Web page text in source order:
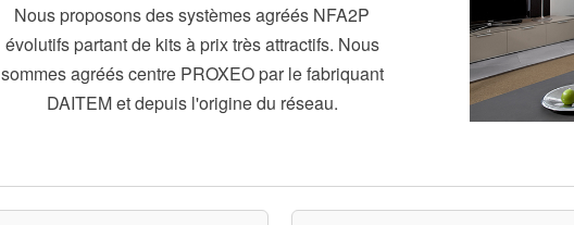
Nous proposons des systèmes agréés NFA2P
évolutifs partant de kits à prix très attractifs. Nous
sommes agréés centre PROXEO par le fabriquant
DAITEM et depuis l'origine du réseau.